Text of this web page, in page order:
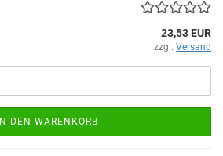
23,53 EUR
zzgl. Versand
IN DEN WARENKORB